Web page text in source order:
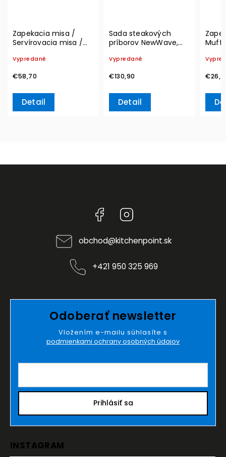
Zapekacia misa /
Servírovacia misa /
French Garden
– Villeroy & Boch
Vypredané
€58,70
Detail
Sada steakových
príborov NewWave,
Boch
Vypredané
€130,90
Detail
Boch
Facebook
obchod@kitchenpoint.sk
+421 950 325 969
Odoberať newsletter
Vložením e-mailu súhlasíte s
podmienkami ochrany osobných údajov
Prihlásiť sa
INSTAGRAM